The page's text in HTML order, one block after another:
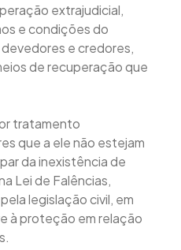
extrajudicial,
e condições do
e credores,
de recuperação que
tratamento
que a ele não estejam
da inexistência de
Lei de Falências,
legislação civil, em
à proteção em relação